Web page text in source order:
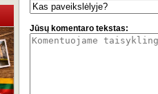
Jūsų komentaro tekstas: